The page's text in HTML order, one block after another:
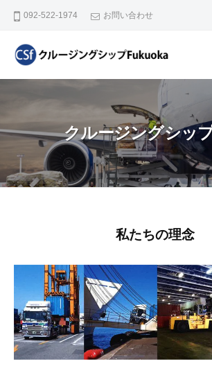
プ
092-522-1974 お問い合わせ
ク
ジ
ン
グ
クルージングシッ
ル
ー
ジ
ン
グ
私たちの理念
ル
ジ
ン
グ
プ
岡